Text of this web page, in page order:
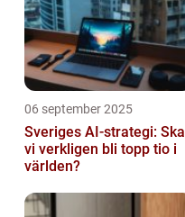
06 september 2025
Sveriges AI-strategi: Ska
vi verkligen bli topp tio i
världen?